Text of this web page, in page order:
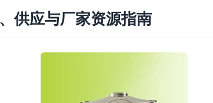
供应与厂家资源指南